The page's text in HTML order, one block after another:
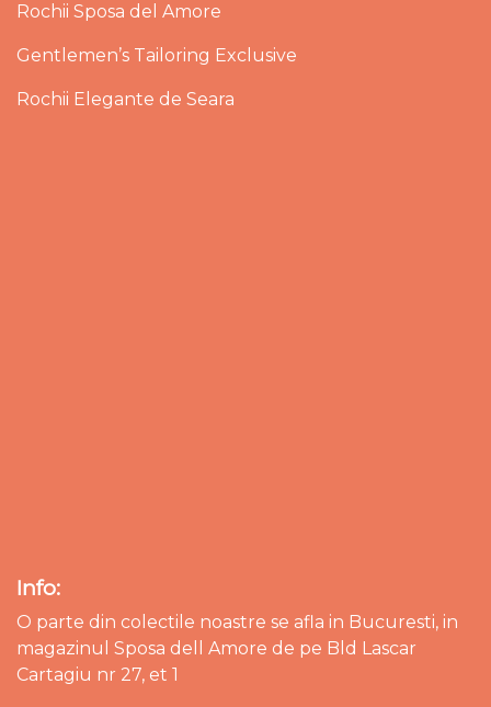
Rochii Sposa del Amore
Gentlemen’s Tailoring Exclusive
Rochii Elegante de Seara
Info:
O parte din colectile noastre se afla in Bucuresti, in
magazinul Sposa dell Amore de pe Bld Lascar
Cartagiu nr 27, et 1